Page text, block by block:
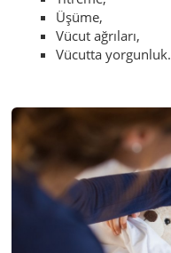
Üşüme,
Vücut ağrıları,
Vücutta yorgunluk.